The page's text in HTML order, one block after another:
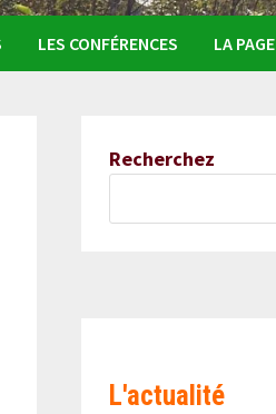
LES CONFÉRENCES LA PAGE
Recherchez
L'actualité